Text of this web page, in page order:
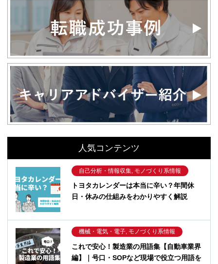
人気コンテンツ
自己分析・情報収集, モノづくり系情報
トヨタカレンダーは本当に辛い？年間休
日・休みの仕組みをわかりやすく解説
機械・電気・電子, モノづくり系情報
これで安心！製造業の用語集【自動車業界
編】｜号口・SOPなど現場で役立つ用語を